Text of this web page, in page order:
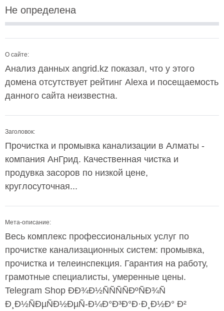
Не определена
О сайте:
Анализ данных angrid.kz показал, что у этого
домена отсутствует рейтинг Alexa и посещаемость
данного сайта неизвестна.
Заголовок:
Прочистка и промывка канализации в Алматы -
компания АнГрид. Качественная чистка и
продувка засоров по низкой цене,
круглосуточная...
Мета-описание:
Весь комплекс профессиональных услуг по
прочистке канализационных систем: промывка,
прочистка и телеинспекция. Гарантия на работу,
грамотные специалисты, умеренные цены.
Telegram Shop ÐÐ¾Ð½ÑÑÑÑÐºÑÐ¾Ñ
Ð¸Ð½ÑÐµÑÐ½ÐµÑ-Ð¼Ð°Ð³Ð°Ð·Ð¸Ð½Ð° Ð²